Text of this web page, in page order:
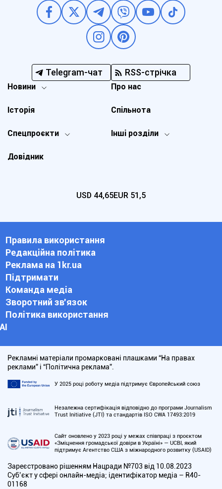
Telegram-чат RSS-стрічка
Новини
Спецпроєкти Інші розділи
Історія
Про нас
Довідник
Спільнота
USD 44,65EUR 51,5
Правила використання
Редакційна політика
Реклама на 1kr.ua
Підтримати
Команда медіа
Зворотний зв'язок
Політика використання
АІ
Рекламні матеріали промарковані плашками “На правах
реклами” і “Політична реклама”.
У 2025 році роботу медіа підтримує Європейський союз
Незалежна сертифікація відповідно до програми Journalism
Trust Initiative (JTI) та стандартів ISO CWA 17493:2019
Сайт оновлено у 2023 році у межах співпраці з проєктом
«Зміцнення громадської довіри в Україні» — UCBI, який
підтримує Агентство США з міжнародного розвитку (USAID)
Зареєстровано рішенням Нацради №703 від 10.08.2023
Cуб’єкт у сфері онлайн-медіа; ідентифікатор медіа – R40-
01168